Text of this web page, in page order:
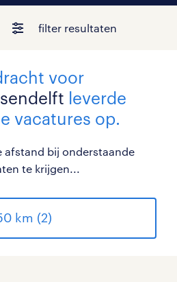
filter resultaten
voor
leverde
vacatures op.
afstand bij onderstaande
te krijgen...
km (2)